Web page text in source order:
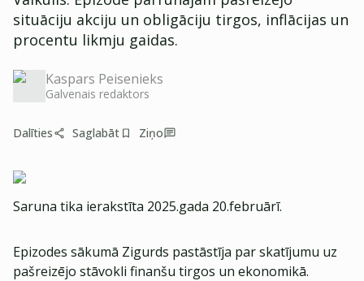
situāciju akciju un obligāciju tirgos, inflācijas un
procentu likmju gaidas.
Kaspars Peisenieks
Galvenais redaktors
Dalīties Saglabāt Ziņo
Saruna tika ierakstīta 2025.gada 20.februārī.
Epizodes sākumā Zigurds pastāstīja par skatījumu uz
pašreizējo stāvokli finanšu tirgos un ekonomikā.